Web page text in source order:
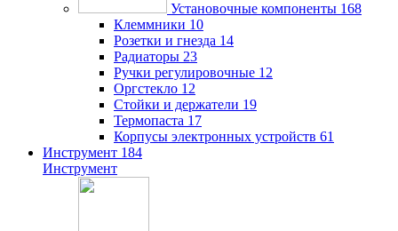
Установочные компоненты 168
Клеммники 10
Розетки и гнезда 14
Радиаторы 23
Ручки регулировочные 12
Оргстекло 12
Стойки и держатели 19
Термопаста 17
Корпусы электронных устройств 61
Инструмент 184
Инструмент